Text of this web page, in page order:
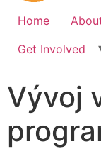
Home
Get Involved
Vývoj